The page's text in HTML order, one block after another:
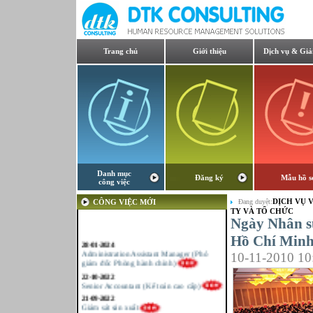
Trang chủ Giới thiệu Dịch vụ &
Danh mục
công việc
Đăng ký Mẫu hồ
CÔNG VIỆC MỚI
28-01-2024
Administration Assistant Manager (Phó
giám đốc Phòng hành chính)
22-10-2022
Senior Accountant (Kế toán cao cấp)
21-09-2022
Giám sát sản xuất
Đang duyệt:DỊCH VỤ
TY VÀ TỔ CHỨC
Ngày Nhân
Hồ Chí
10-11-2010